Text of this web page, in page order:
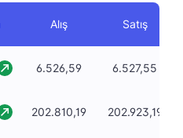
Alış Satış
6.526,59 6.527,55
202.810,19 202.923,19